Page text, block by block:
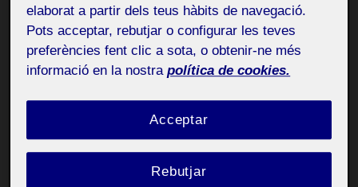
elaborat a partir dels teus hàbits de navegació.
Pots acceptar, rebutjar o configurar les teves
preferències fent clic a sota, o obtenir-ne més
informació en la nostra política de cookies.
Rebutjar
Acceptar